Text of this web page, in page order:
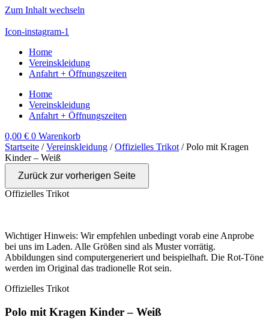
Zum Inhalt wechseln
Icon-instagram-1
Home
Vereinskleidung
Anfahrt + Öffnungszeiten
Home
Vereinskleidung
Anfahrt + Öffnungszeiten
0,00 € 0 Warenkorb
Startseite /Vereinskleidung /Offizielles Trikot / Polo mit Kragen
Kinder – Weiß
Zurück zur vorherigen Seite
Offizielles Trikot
Wichtiger Hinweis: Wir empfehlen unbedingt vorab eine Anprobe
bei uns im Laden. Alle Größen sind als Muster vorrätig.
Abbildungen sind computergeneriert und beispielhaft. Die Rot-Töne
werden im Original das tradionelle Rot sein.
Offizielles Trikot
Polo mit Kragen Kinder – Weiß